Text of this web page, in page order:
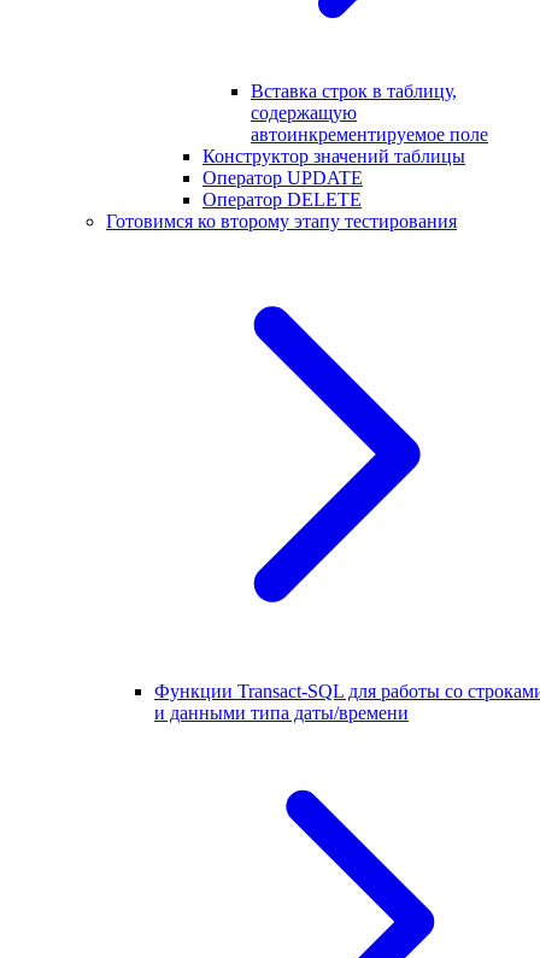
Вставка строк в таблицу,
содержащую
автоинкрементируемое поле
Конструктор значений таблицы
Оператор UPDATE
Оператор DELETE
Готовимся ко второму этапу тестирования
Функции Transact-SQL для работы со
и данными типа даты/времени